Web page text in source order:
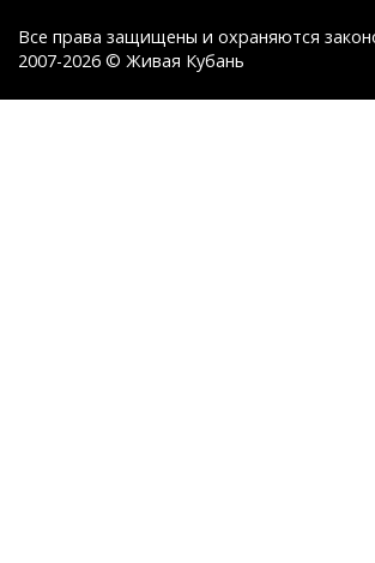
Все права защищены и охраняются
2007-2026 © Живая Кубань